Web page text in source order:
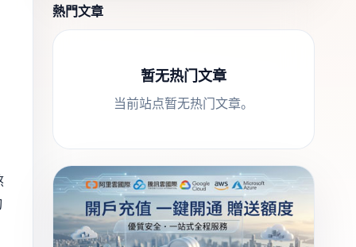
熱門文章
暂无热门文章
当前站点暂无热门文章。